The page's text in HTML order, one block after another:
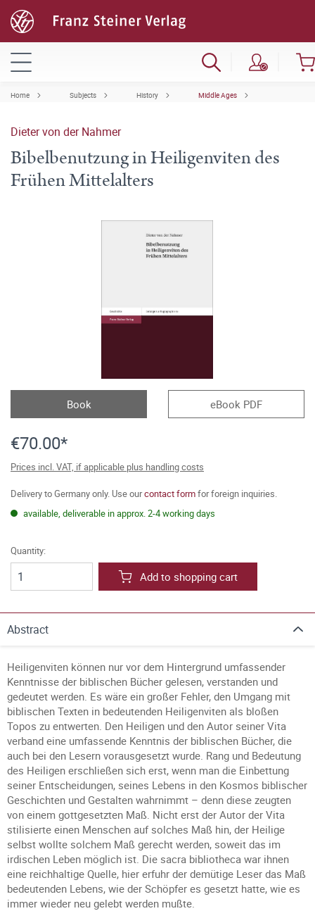
Home Subjects History Middle Ages
Dieter von der Nahmer
Bibelbenutzung in Heiligenviten des
Frühen Mittelalters
Book eBook PDF
€70.00*
Prices incl. VAT, if applicable plus handling costs
Delivery to Germany only. Use ourcontact formfor foreign inquiries.
available, deliverable in approx. 2-4 working days
Quantity:
Add to shopping cart
Abstract
Heiligenviten können nur vor dem Hintergrund umfassender
Kenntnisse der biblischen Bücher gelesen, verstanden und
gedeutet werden. Es wäre ein großer Fehler, den Umgang mit
biblischen Texten in bedeutenden Heiligenviten als bloßen
Topos zu entwerten. Den Heiligen und den Autor seiner Vita
verband eine umfassende Kenntnis der biblischen Bücher, die
auch bei den Lesern vorausgesetzt wurde. Rang und Bedeutung
des Heiligen erschließen sich erst, wenn man die Einbettung
seiner Entscheidungen, seines Lebens in den Kosmos biblischer
Geschichten und Gestalten wahrnimmt – denn diese zeugten
von einem gottgesetzten Maß. Nicht erst der Autor der Vita
stilisierte einen Menschen auf solches Maß hin, der Heilige
selbst wollte solchem Maß gerecht werden, soweit das im
irdischen Leben möglich ist. Die sacra bibliotheca war ihnen
eine reichhaltige Quelle, hier erfuhr der demütige Leser das Maß
bedeutenden Lebens, wie der Schöpfer es gesetzt hatte, wie es
immer wieder neu gelebt werden mußte.